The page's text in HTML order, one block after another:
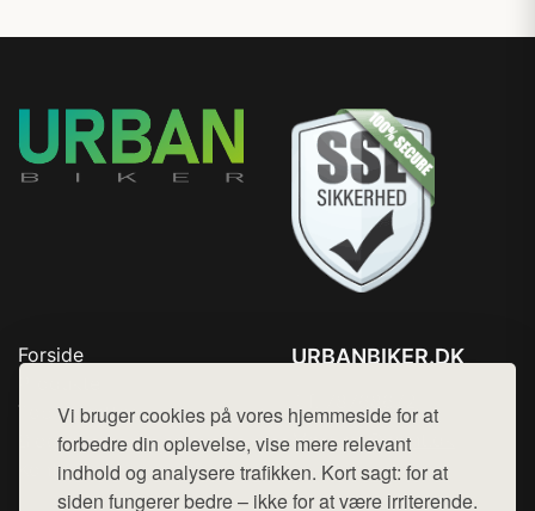
Vi bruger cookies på vores hjemmeside for at
forbedre din oplevelse, vise mere relevant
indhold og analysere trafikken. Kort sagt: for at
siden fungerer bedre – ikke for at være irriterende.
Forside
Top Rabatter
Blog
Kontakt
URBANBIKER.DK
Mail: hej@want.dk
Cookie- og privatlivspolitik